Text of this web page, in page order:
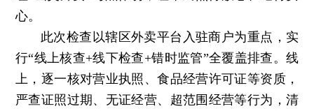
心。
此次检查以辖区外卖平台入驻商户为重点，实
行“线上核查+线下检查+错时监管”全覆盖排查。线
上，逐一核对营业执照、食品经营许可证等资质，
严查证照过期、无证经营、超范围经营等行为，清